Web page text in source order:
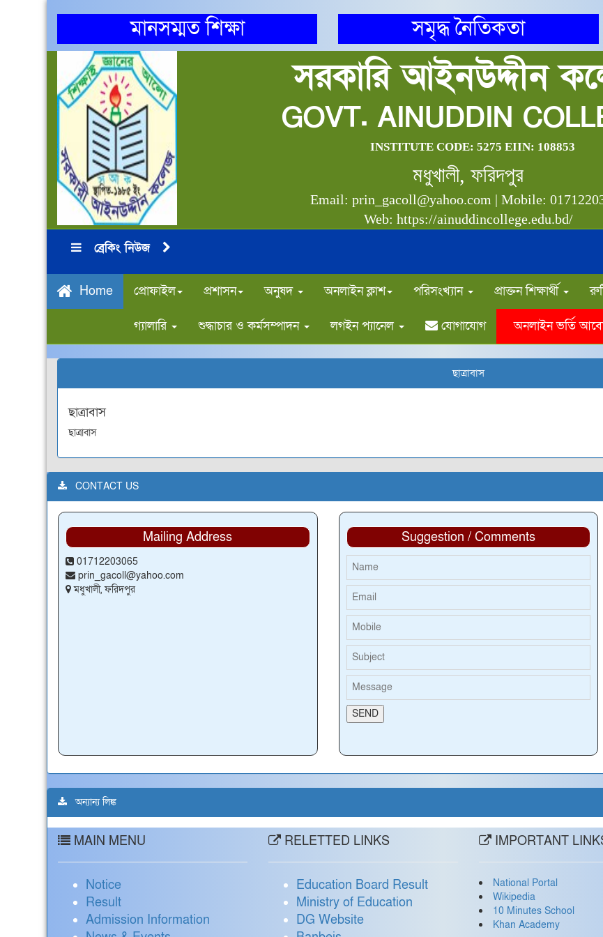
মানসম্মত শিক্ষা সমৃদ্ধ নৈতিকতা
সরকারি আইনউদ্দীন
GOVT. AINUDDIN
INSTITUTE CODE: 5275 EIIN: 108853
মধুখালী, ফরিদপুর
Email: prin_gacoll@yahoo.com | Mobile:
Web: https://ainuddincollege.edu.bd/
ব্রেকিং নিউজ
Home প্রোফাইল প্রশাসন অনুষদ অনলাইন ক্লাশ পরিসংখ্যান প্রাক্তন শিক্ষার্থী
গ্যালারি শুদ্ধাচার ও কর্মসম্পাদন লগইন প্যানেল যোগাযোগ অনলাইন ভর্তি
ছাত্রাবাস
ছাত্রাবাস
ছাত্রাবাস
CONTACT US
Mailing Address
01712203065
prin_gacoll@yahoo.com
মধুখালী, ফরিদপুর
Suggestion / Comments
অন্যান্য লিঙ্ক
MAIN MENU
Notice
Result
Admission Information
RELETTED LINKS
Education Board Result
Ministry of Education
DG Website
IMPORTANT
National Portal
Wikipedia
10 Minutes School
Khan Academy